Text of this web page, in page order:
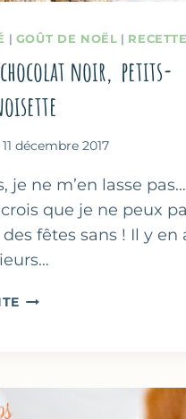
| GOÛT DE NOËL |
noir, petits-
11 décembre 2017
je ne m’en lasse
que je ne peux
fêtes sans ! Il y en
TRUFFES